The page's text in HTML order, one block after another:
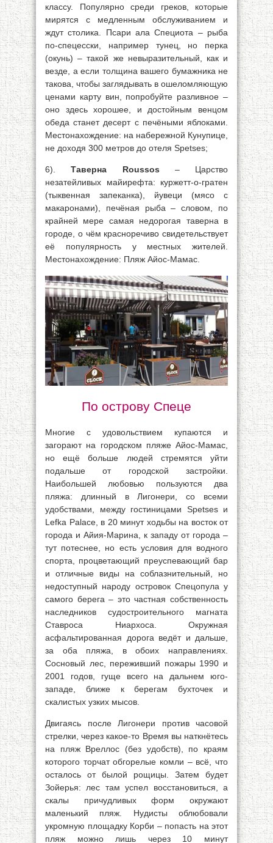
классу. Популярно среди греков, которые
мирятся с медленным обслуживанием и
ждут столика. Псари ала Специота – рыба
по-спецесски, например тунец, но перка
(окунь) – такой же невыразительный, как и
везде, а если толщина вашего бумажника не
такова, чтобы заглядывать в ошеломляющую
ценами карту вин, попробуйте разливное –
оно здесь хорошее, и достойным венцом
обеда станет десерт с печёными яблоками.
Местонахождение: на набережной Кунупице,
не доходя 300 метров до отеля Spetses;
6).Таверна Roussos – Царство
незатейливых майирефта: куржетт-о-гратен
(тыквенная запеканка), йувеци (мясо с
макаронами), печёная рыба – словом, по
крайней мере самая недорогая таверна в
городе, о чём красноречиво свидетельствует
её популярность у местных жителей.
Местонахождение: Пляж Айос-Мамас.
По острову Спеце
Многие с удовольствием купаются и
загорают на городском пляже Айос-Мамас,
но ещё больше людей стремятся уйти
подальше от городской застройки.
Наибольшей любовью пользуются два
пляжа: длинный в Лигонери, со всеми
удобствами, между гостиницами Spetses и
Lefka Palace, в 20 минут ходьбы на восток от
города и Айия-Марина, к западу от города –
тут потеснее, но есть условия для водного
спорта, процветающий преуспевающий бар
и отличные виды на соблазнительный, но
недоступный народу островок Спецопула у
самого берега – это частная собственность
наследников судостроительного магната
Ставроса Ниархоса. Окружная
асфальтированная дорога ведёт и дальше,
за оба пляжа, в обоих направлениях.
Сосновый лес, переживший пожары 1990 и
2001 годов, гуще всего на дальнем юго-
западе, ближе к берегам бухточек и
скалистых узких мысов.
Двигаясь после Лигонери против часовой
стрелки, через какое-то Время вы наткнётесь
на пляж Вреллос (без удобств), по краям
которого торчат обгорелые комли – всё, что
осталось от былой рощицы. Затем будет
Зойерья: лес там успел восстановиться, а
скалы причудливых форм окружают
маленький пляж. Нудисты облюбовали
укромную площадку Корби – попасть на этот
пляж можно лишь через 10 минут